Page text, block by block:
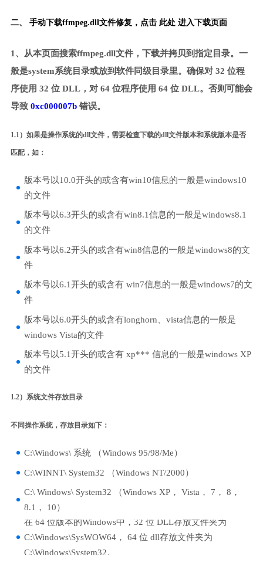
二、 手动下载ffmpeg.dll文件修复， 点击 此处 进入下载页面
1、从本页面搜索ffmpeg.dll文件，下载并拷贝到指定目录。一
般是system系统目录或放到软件同级目录里。确保对 32 位程
序使用 32 位 DLL，对 64 位程序使用 64 位 DLL。否则可能会
导致 0xc000007b错误。
1.1）如果是操作系统的dll文件，需要检查下载的dll文件版本和系统版本是否
匹配，如：
版本号以10.0开头的或含有win10信息的一般是windows10
的文件
版本号以6.3开头的或含有win8.1信息的一般是windows8.1
的文件
版本号以6.2开头的或含有win8信息的一般是windows8的文
件
版本号以6.1开头的或含有 win7信息的一般是windows7的文
件
版本号以6.0开头的或含有longhorn、vista信息的一般是
windows Vista的文件
版本号以5.1开头的或含有 xp*** 信息的一般是windows XP
的文件
1.2）系统文件存放目录
不同操作系统，存放目录如下：
C:\Windows\ 系统 （Windows 95/98/Me）
C:\WINNT\ System32 （Windows NT/2000）
C:\ Windows\ System32 （Windows XP， Vista， 7， 8，
8.1， 10）
在 64 位版本的Windows中，32 位 DLL存放文件夹为
C:\Windows\SysWOW64， 64 位 dll存放文件夹为
C:\Windows\System32。